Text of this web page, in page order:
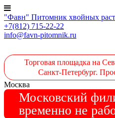
"Фавн" Питомник хвойных
+7(812) 715-22-22
info@favn-pitomnik.ru
Торговая площадка на
Санкт-Петербург.
Москва
Московский
временно не